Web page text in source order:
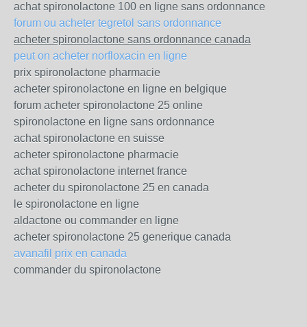
achat spironolactone 100 en ligne sans ordonnance
forum ou acheter tegretol sans ordonnance
acheter spironolactone sans ordonnance canada
peut on acheter norfloxacin en ligne
prix spironolactone pharmacie
acheter spironolactone en ligne en belgique
forum acheter spironolactone 25 online
spironolactone en ligne sans ordonnance
achat spironolactone en suisse
acheter spironolactone pharmacie
achat spironolactone internet france
acheter du spironolactone 25 en canada
le spironolactone en ligne
aldactone ou commander en ligne
acheter spironolactone 25 generique canada
avanafil prix en canada
commander du spironolactone